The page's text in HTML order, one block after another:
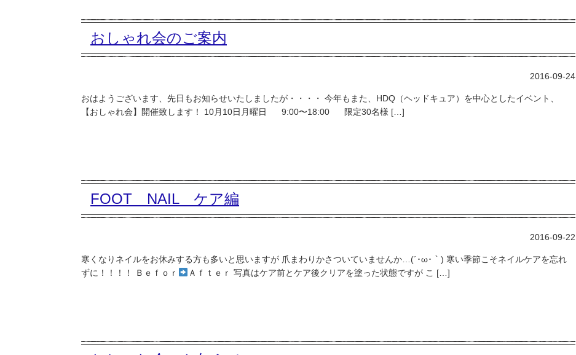
おしゃれ会のご案内
2016-09-24
おはようございます、先日もお知らせいたしましたが・・・・ 今年もまた、HDQ（ヘッドキュア）を中心としたイベント、
【おしゃれ会】開催致します！ 10月10日月曜日 9:00〜18:00 限定30名様 […]
FOOT NAIL ケア編
2016-09-22
寒くなりネイルをお休みする方も多いと思いますが 爪まわりかさついていませんか…(´･ω･｀) 寒い季節こそネイルケアを忘れ
ずに！！！！ Ｂｅｆｏｒ
Ａｆｔｅｒ 写真はケア前とケア後クリアを塗った状態ですが こ […]